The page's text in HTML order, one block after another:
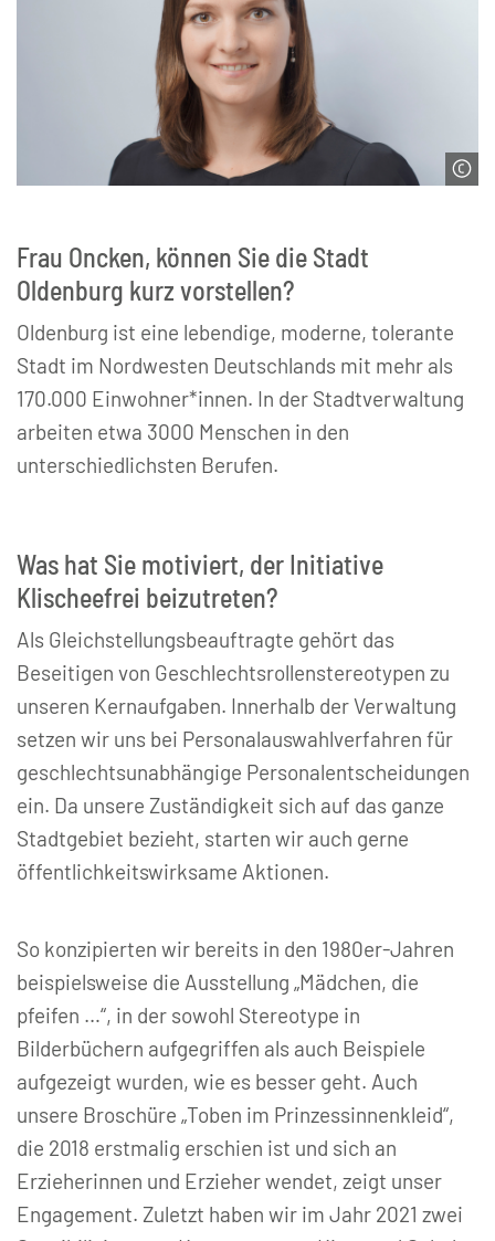
Frau Oncken, können Sie die Stadt
Oldenburg kurz vorstellen?
Oldenburg ist eine lebendige, moderne, tolerante
Stadt im Nordwesten Deutschlands mit mehr als
170.000 Einwohner*innen. In der Stadtverwaltung
arbeiten etwa 3000 Menschen in den
unterschiedlichsten Berufen.
Was hat Sie motiviert, der Initiative
Klischeefrei beizutreten?
Als Gleichstellungsbeauftragte gehört das
Beseitigen von Geschlechtsrollenstereotypen zu
unseren Kernaufgaben. Innerhalb der Verwaltung
setzen wir uns bei Personalauswahlverfahren für
geschlechtsunabhängige Personalentscheidungen
ein. Da unsere Zuständigkeit sich auf das ganze
Stadtgebiet bezieht, starten wir auch gerne
öffentlichkeitswirksame Aktionen.
So konzipierten wir bereits in den 1980er-Jahren
beispielsweise die Ausstellung „Mädchen, die
pfeifen …“, in der sowohl Stereotype in
Bilderbüchern aufgegriffen als auch Beispiele
aufgezeigt wurden, wie es besser geht. Auch
unsere Broschüre „Toben im Prinzessinnenkleid“,
die 2018 erstmalig erschien ist und sich an
Erzieherinnen und Erzieher wendet, zeigt unser
Engagement. Zuletzt haben wir im Jahr 2021 zwei